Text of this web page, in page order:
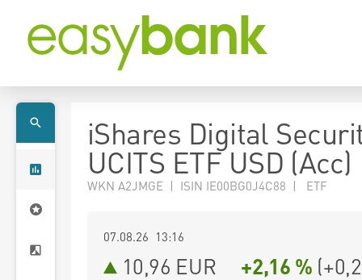
iShares Digital
UCITS ETF USD (Acc)
WKN A2JMGE | ISIN IE00BG0J4C88 | ETF
07.08.26 13:16
10,96 EUR +2,16 % (